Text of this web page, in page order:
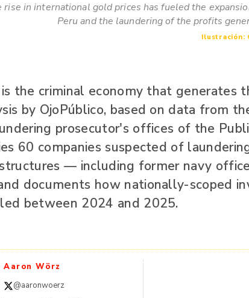
rise in international gold prices has fueled the
Peru and the laundering of the profits
Ilustración:
the criminal economy that generates
by OjoPúblico, based on data from
prosecutor's offices of the
60 companies suspected of
— including former navy
documents how nationally-scoped
between 2024 and 2025.
Aaron Wörz
@aaronwoerz